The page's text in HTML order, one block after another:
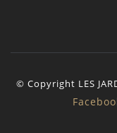
© Copyright LES